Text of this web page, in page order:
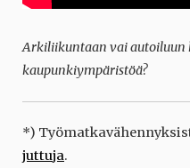
Arkiliikuntaan vai autoiluun
kaupunkiympäristöä?
*)
juttuja.